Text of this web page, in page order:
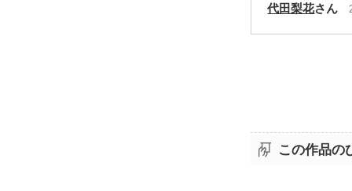
代田梨花さん
この作品の